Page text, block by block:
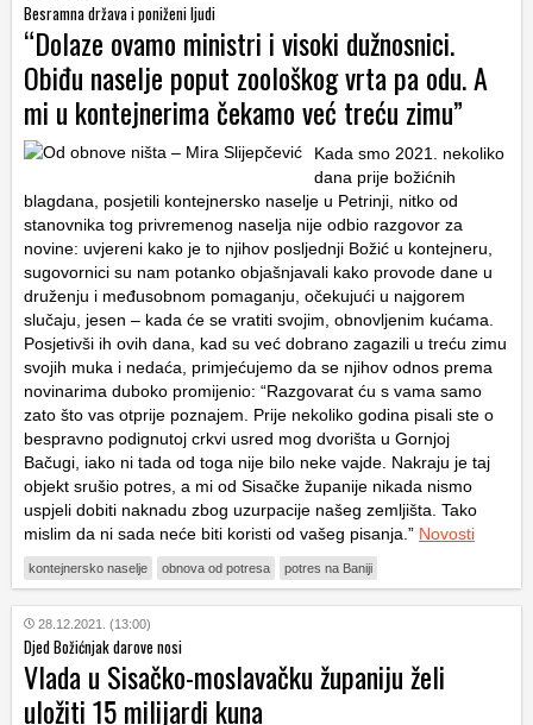
Besramna država i poniženi ljudi
“Dolaze ovamo ministri i visoki dužnosnici.
Obiđu naselje poput zoološkog vrta pa odu. A
mi u kontejnerima čekamo već treću zimu”
Kada smo 2021. nekoliko
dana prije božićnih
blagdana, posjetili kontejnersko naselje u Petrinji, nitko od
stanovnika tog privremenog naselja nije odbio razgovor za
novine: uvjereni kako je to njihov posljednji Božić u kontejneru,
sugovornici su nam potanko objašnjavali kako provode dane u
druženju i međusobnom pomaganju, očekujući u najgorem
slučaju, jesen – kada će se vratiti svojim, obnovljenim kućama.
Posjetivši ih ovih dana, kad su već dobrano zagazili u treću zimu
svojih muka i nedaća, primjećujemo da se njihov odnos prema
novinarima duboko promijenio: “Razgovarat ću s vama samo
zato što vas otprije poznajem. Prije nekoliko godina pisali ste o
bespravno podignutoj crkvi usred mog dvorišta u Gornjoj
Bačugi, iako ni tada od toga nije bilo neke vajde. Nakraju je taj
objekt srušio potres, a mi od Sisačke županije nikada nismo
uspjeli dobiti naknadu zbog uzurpacije našeg zemljišta. Tako
mislim da ni sada neće biti koristi od vašeg pisanja.” Novosti
kontejnersko naselje obnova od potresa potres na Baniji
28.12.2021. (13:00)
Djed Božićnjak darove nosi
Vlada u Sisačko-moslavačku županiju želi
uložiti 15 milijardi kuna